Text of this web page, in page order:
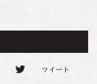
ツイート